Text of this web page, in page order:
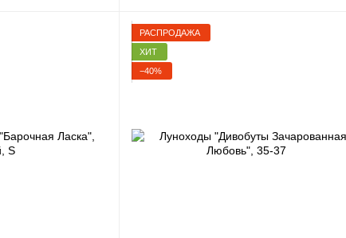
РАСПРОДАЖА
ХИТ
−40%